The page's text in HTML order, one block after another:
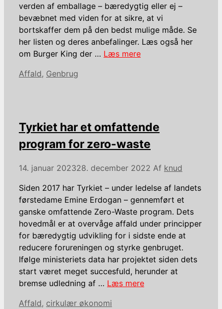
verden af ​​emballage – bæredygtig eller ej –
bevæbnet med viden for at sikre, at vi
bortskaffer dem på den bedst mulige måde. Se
her listen og deres anbefalinger. Læs også her
om Burger King der … Læs mere
Kategorier
Affald, Genbrug
Tyrkiet har et omfattende
program for zero-waste
14. januar 202328. december 2022 Af knud
Siden 2017 har Tyrkiet – under ledelse af landets
førstedame Emine Erdogan – gennemført et
ganske omfattende Zero-Waste program. Dets
hovedmål er at overvåge affald under principper
for bæredygtig udvikling for i sidste ende at
reducere forureningen og styrke genbruget.
Ifølge ministeriets data har projektet siden dets
start været meget succesfuld, herunder at
bremse udledning af … Læs mere
Kategorier
Affald, cirkulær økonomi